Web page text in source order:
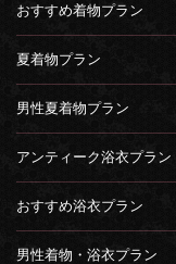
おすすめ着物プラン
夏着物プラン
男性夏着物プラン
アンティーク浴衣プラン
おすすめ浴衣プラン
男性着物・浴衣プラン